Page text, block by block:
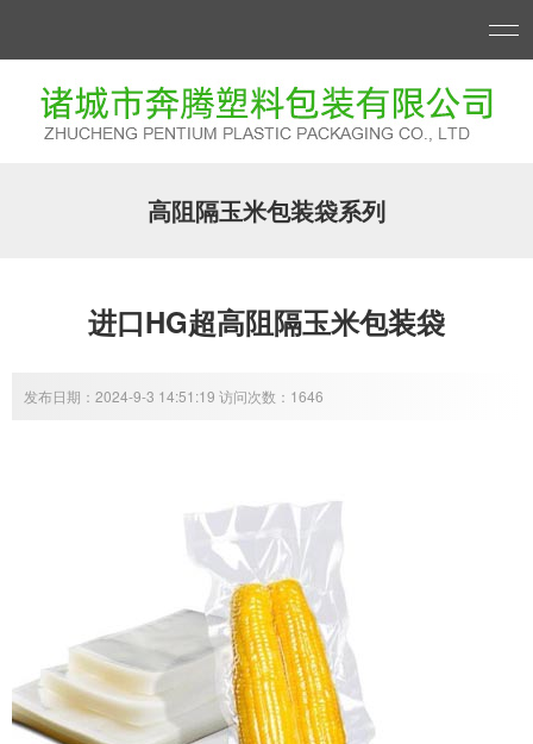
高阻隔玉米包装袋系列
进口HG超高阻隔玉米包装袋
发布日期：2024-9-3 14:51:19 访问次数：1646